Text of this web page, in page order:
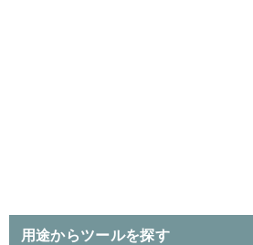
用途からツールを探す